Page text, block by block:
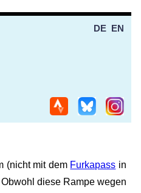
DE EN
(nicht mit dem Furkapass in
diese Rampe wegen